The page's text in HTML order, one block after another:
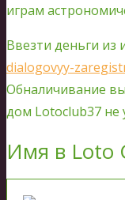
играм
Ввезти деньги из
dialogovyy-
Обналичивание
дом Lotoclub37 не
Имя в Loto